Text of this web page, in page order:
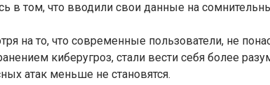
в том, что вводили свои данные на
на то, что современные пользователи, не
киберугроз, стали вести себя более
атак меньше не становятся.